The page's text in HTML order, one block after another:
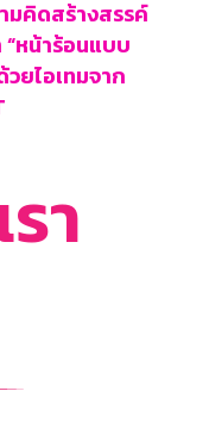
มคิดสร้างสรรค์
หน้าร้อนแบบ
ยไอเทมจาก
า